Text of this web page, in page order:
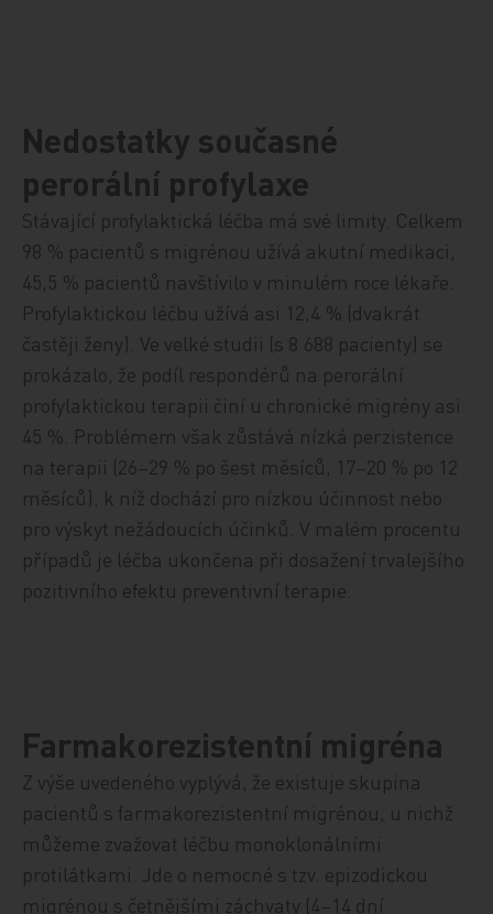
Nedostatky současné
perorální profylaxe
Stávající profylaktická léčba má své limity. Celkem
98 % pacientů s migrénou užívá akutní medikaci,
45,5 % pacientů navštívilo v minulém roce lékaře.
Profylaktickou léčbu užívá asi 12,4 % (dvakrát
častěji ženy). Ve velké studii (s 8 688 pacienty) se
prokázalo, že podíl respondérů na perorální
profylaktickou terapii činí u chronické migrény asi
45 %. Problémem však zůstává nízká perzistence
na terapii (26–29 % po šest měsíců, 17–20 % po 12
měsíců), k níž dochází pro nízkou účinnost nebo
pro výskyt nežádoucích účinků. V malém procentu
případů je léčba ukončena při dosažení trvalejšího
pozitivního efektu preventivní terapie.
Farmakorezistentní migréna
Z výše uvedeného vyplývá, že existuje skupina
pacientů s farmakorezistentní migrénou, u nichž
můžeme zvažovat léčbu monoklonálními
protilátkami. Jde o nemocné s tzv. epizodickou
migrénou s četnějšími záchvaty (4–14 dní